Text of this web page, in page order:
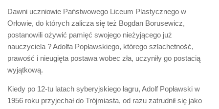
Dawni uczniowie Państwowego Liceum Plastycznego w
Orłowie, do których zalicza się też Bogdan Borusewicz,
postanowili ożywić pamięć swojego nieżyjącego już
nauczyciela ? Adolfa Popławskiego, którego szlachetność,
prawość i nieugięta postawa wobec zła, uczyniły go postacią
wyjątkową.
Kiedy po 12-tu latach syberyjskiego łagru, Adolf Popławski w
1956 roku przyjechał do Trójmiasta, od razu zatrudnił się jako